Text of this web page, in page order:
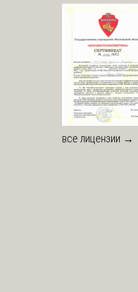
все лицензии →